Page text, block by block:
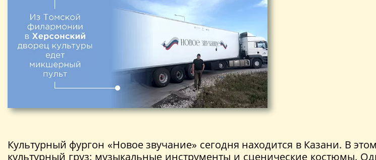
Культурный фургон «Новое звучание» сегодня находится в Казани. В
культурный груз: музыкальные инструменты и сценические костюмы.